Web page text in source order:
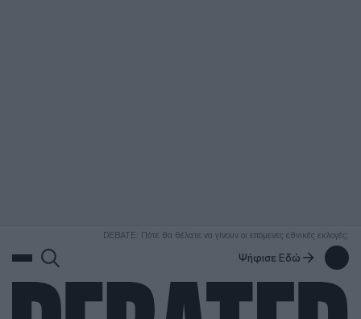
DEBATE: Πότε θα θέλατε να γίνουν οι επόμενες εθνικές εκλογές;
Ψήφισε Εδώ